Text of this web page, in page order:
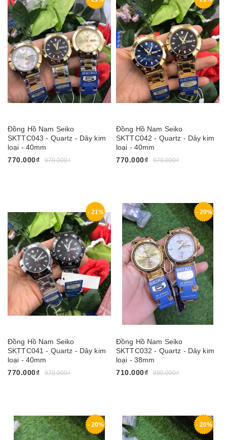
Đồng Hồ Nam Seiko
SKTTC043 - Quartz - Dây kim
loại - 40mm
770.000₫
970.000₫
Đồng Hồ Nam Seiko
SKTTC042 - Quartz - Dây kim
loại - 40mm
770.000₫
970.000₫
- 21%
Đồng Hồ Nam Seiko
SKTTC041 - Quartz - Dây kim
loại - 40mm
770.000₫
970.000₫
- 20%
Đồng Hồ Nam Seiko
SKTTC032 - Quartz - Dây kim
loại - 38mm
710.000₫
890.000₫
- 20% - 20%